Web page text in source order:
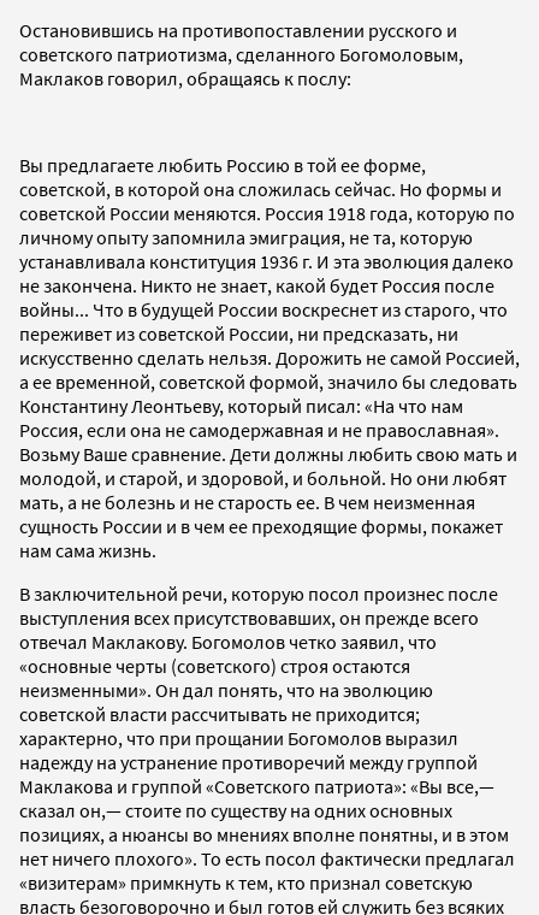
Остановившись на противопоставлении русского и
советского патриотизма, сделанного Богомоловым,
Маклаков говорил, обращаясь к послу:
Вы предлагаете любить Россию в той ее форме,
советской, в которой она сложилась сейчас. Но формы и
советской России меняются. Россия 1918 года, которую по
личному опыту запомнила эмиграция, не та, которую
устанавливала конституция 1936 г. И эта эволюция далеко
не закончена. Никто не знает, какой будет Россия после
войны... Что в будущей России воскреснет из старого, что
переживет из советской России, ни предсказать, ни
искусственно сделать нельзя. Дорожить не самой Россией,
а ее временной, советской формой, значило бы следовать
Константину Леонтьеву, который писал: «На что нам
Россия, если она не самодержавная и не православная».
Возьму Ваше сравнение. Дети должны любить свою мать и
молодой, и старой, и здоровой, и больной. Но они любят
мать, а не болезнь и не старость ее. В чем неизменная
сущность России и в чем ее преходящие формы, покажет
нам сама жизнь.
В заключительной речи, которую посол произнес после
выступления всех присутствовавших, он прежде всего
отвечал Маклакову. Богомолов четко заявил, что
«основные черты (советского) строя остаются
неизменными». Он дал понять, что на эволюцию
советской власти рассчитывать не приходится;
характерно, что при прощании Богомолов выразил
надежду на устранение противоречий между группой
Маклакова и группой «Советского патриота»: «Вы все,—
сказал он,— стоите по существу на одних основных
позициях, а нюансы во мнениях вполне понятны, и в этом
нет ничего плохого». То есть посол фактически предлагал
«визитерам» примкнуть к тем, кто признал советскую
власть безоговорочно и был готов ей служить без всяких